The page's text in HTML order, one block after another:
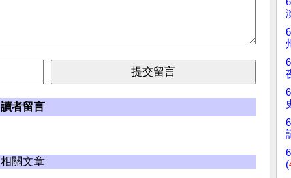
讀者留言
相關文章
(